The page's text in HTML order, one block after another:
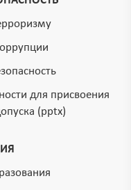
для присвоения
(pptx)